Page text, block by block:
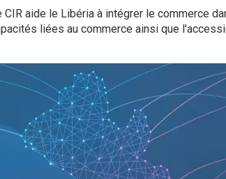
CIR aide le Libéria à intégrer le commerce
liées au commerce ainsi que